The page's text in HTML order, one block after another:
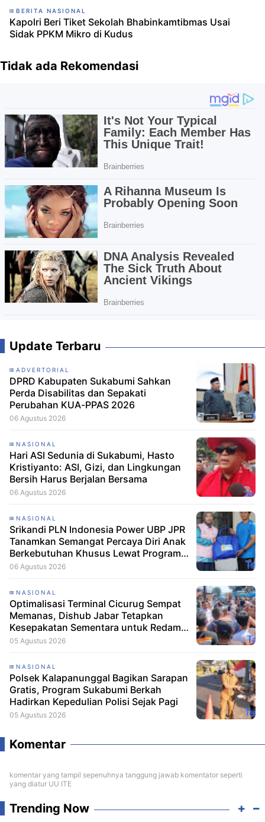
BERITA NASIONAL
Kapolri Beri Tiket Sekolah Bhabinkamtibmas Usai
Sidak PPKM Mikro di Kudus
Tidak ada Rekomendasi
Update Terbaru
ADVERTORIAL
DPRD Kabupaten Sukabumi Sahkan
Perda Disabilitas dan Sepakati
Perubahan KUA-PPAS 2026
06 Agustus 2026
NASIONAL
Hari ASI Sedunia di Sukabumi, Hasto
Kristiyanto: ASI, Gizi, dan Lingkungan
Bersih Harus Berjalan Bersama
06 Agustus 2026
NASIONAL
Srikandi PLN Indonesia Power UBP JPR
Tanamkan Semangat Percaya Diri Anak
Berkebutuhan Khusus Lewat Program
Srikandi Mengajar
06 Agustus 2026
NASIONAL
Optimalisasi Terminal Cicurug Sempat
Memanas, Dishub Jabar Tetapkan
Kesepakatan Sementara untuk Redam
Ketegangan
05 Agustus 2026
NASIONAL
Polsek Kalapanunggal Bagikan Sarapan
Gratis, Program Sukabumi Berkah
Hadirkan Kepedulian Polisi Sejak Pagi
05 Agustus 2026
Komentar
komentar yang tampil sepenuhnya tanggung jawab komentator seperti
yang diatur UU ITE
Trending Now